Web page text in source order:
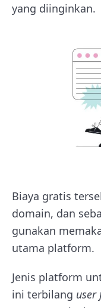
yang diinginkan.
Biaya gratis
domain, dan
gunakan
utama platform.
Jenis platform
ini terbilang user